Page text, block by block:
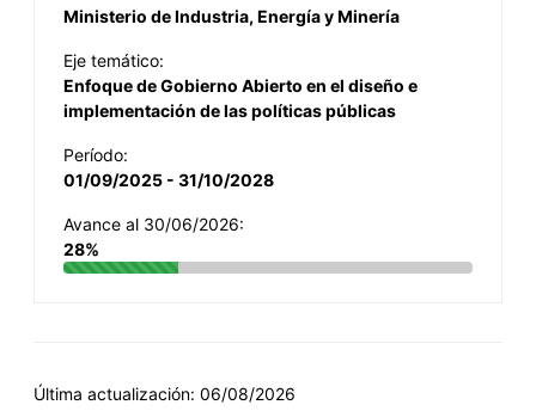
Ministerio de Industria, Energía y Minería
Eje temático:
Enfoque de Gobierno Abierto en el diseño e
implementación de las políticas públicas
Período:
01/09/2025 - 31/10/2028
Avance al 30/06/2026:
28%
Última actualización: 06/08/2026